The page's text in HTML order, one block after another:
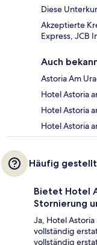
Diese
Akzeptierte
Express, JCB
Auch
Astoria Am
Hotel Astoria
Hotel Astoria
Hotel Astoria
Häufig
Bietet Hotel
Stornierung
Ja, Hotel
vollständig
vollständig